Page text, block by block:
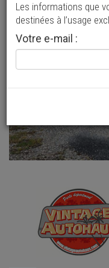
Les informations que
destinées à l’usage
Votre e-mail :